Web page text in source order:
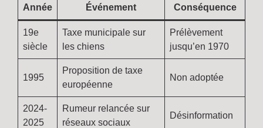
Année Événement Conséquence
19e
siècle
Taxe municipale sur
les chiens
Prélèvement
jusqu’en 1970
1995
Proposition de taxe
européenne
Non adoptée
2024-
2025
Rumeur relancée sur
réseaux sociaux
Désinformation